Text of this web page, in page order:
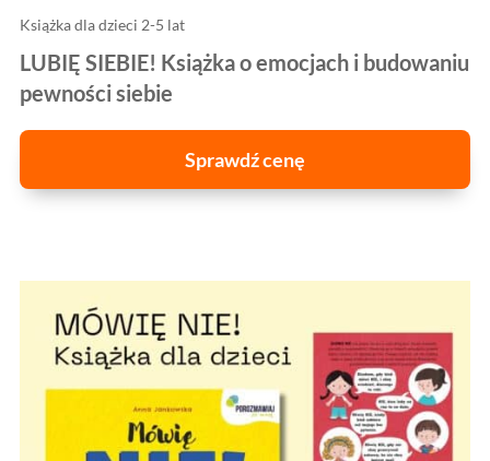
Książka dla dzieci 2-5 lat
LUBIĘ SIEBIE! Książka o emocjach i budowaniu
pewności siebie
Sprawdź cenę